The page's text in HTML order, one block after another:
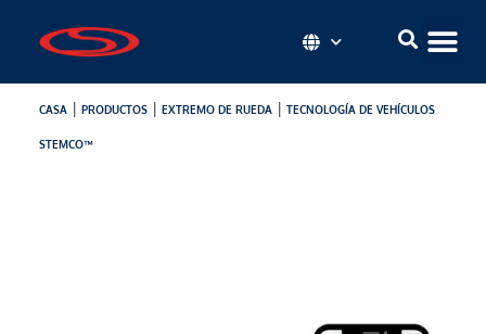
CASA| PRODUCTOS| EXTREMO DE RUEDA| TECNOLOGÍA DE VEHÍCULOS
STEMCO™